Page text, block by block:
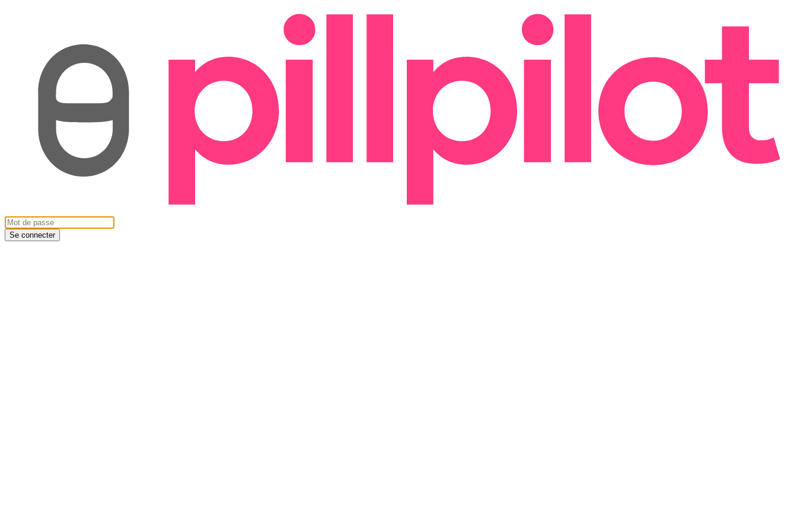
Se connecter